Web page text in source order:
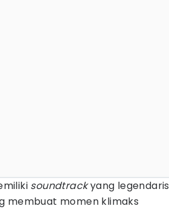
soundtrackyang legendaris
membuat momen klimaks